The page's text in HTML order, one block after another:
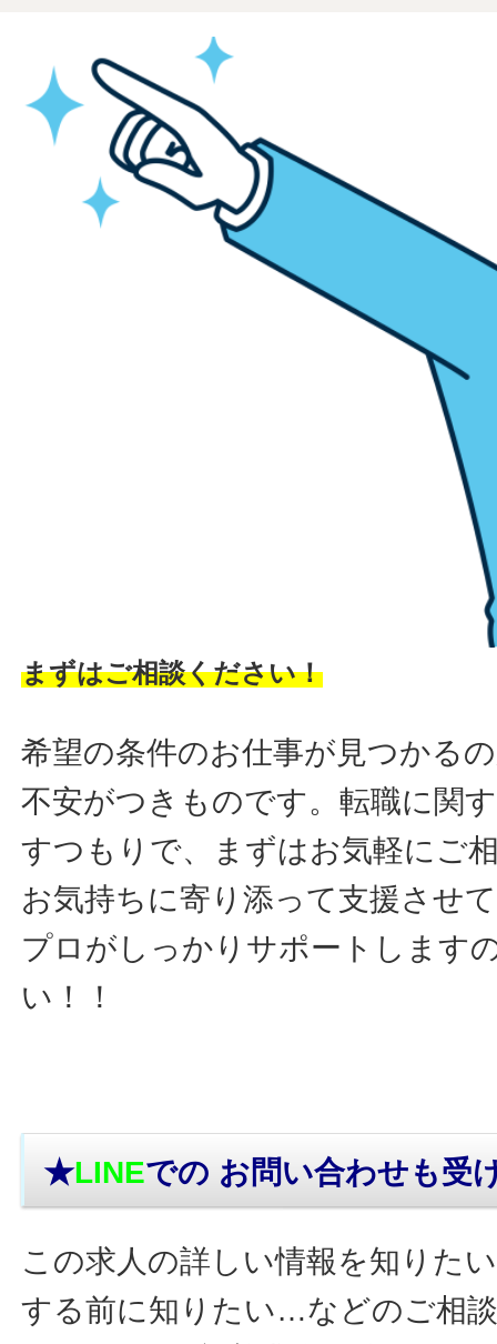
まずはご相談ください！
希望の条件のお仕事が見つかる
不安がつきものです。転職に関
すつもりで、まずはお気軽にご
お気持ちに寄り添って支援させ
プロがしっかりサポートします
い！！
★LINEでの お問い合わせも受
この求人の詳しい情報を知りた
する前に知りたい…などのご相